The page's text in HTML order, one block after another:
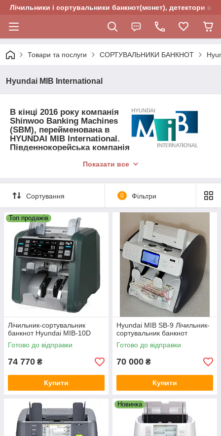
Лічильники і сортувальники банкнот(монет), детектори
Товари та послуги СОРТУВАЛЬНИКИ БАНКНОТ
Hyundai MIB International
В кінці 2016 року компанія
Shinwoo Banking Machines
(SBM), перейменована в
HYUNDAI MIB International.
Південнокорейська компанія
області розробки багато-кишенькових
компанії стала лабораторія, яка розробляє
технології для рахунку, сортування і визначення
справжності банкнот. До цих пір, компанія
щорічно здійснює масштабні вкладення в
розробка нових технологій. У числі
патентованих винаходів - унікальна технологія
CIS (Content Image Scanner) - технологія
розпізнавання образу банкнот, що дозволяє з
високою точністю визначати підроблені
банкноти.
Компанія представлена в 38 країнах світу. За
час існування компанії продано понад 300 000
одиниць техніки SBM. Темпи зростання
продажів - більше 80% у рік!
Показати все
Сортування 0 Фільтри
Топ продажів
Лічильник-сортувальник
банкнот Hyundai MIB-10D
Готово до відправки
74 770 ₴
Купити
Hyundai MIB SB-9 Лічильник-
сортувальник банкнот
Готово до відправки
70 000 ₴
Купити
Новинка